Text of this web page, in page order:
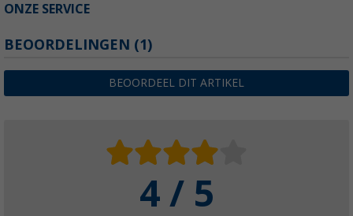
ONZE SERVICE
BEOORDELINGEN (1)
BEOORDEEL DIT ARTIKEL
4 / 5